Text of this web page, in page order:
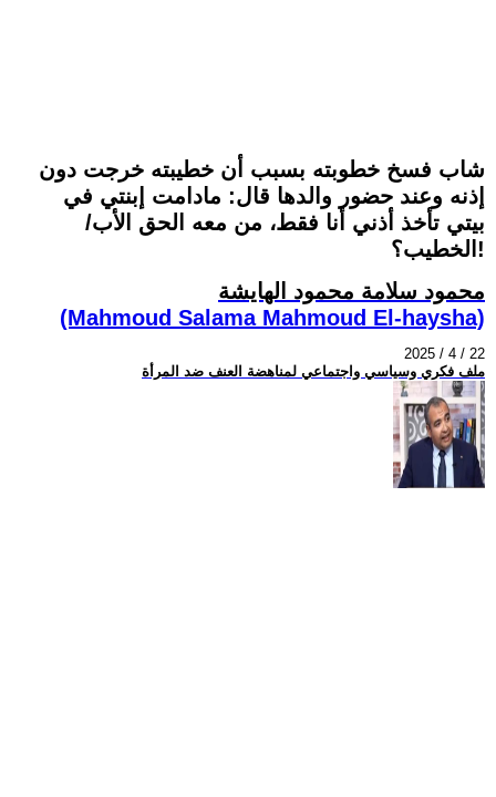
شاب فسخ خطوبته بسبب أن خطيبته خرجت دون
إذنه وعند حضور والدها قال: مادامت إبنتي في
بيتي تأخذ أذني أنا فقط، من معه الحق الأب/
الخطيب؟!
محمود سلامة محمود الهايشة
(Mahmoud Salama Mahmoud El-haysha)
2025 / 4 / 22
ملف فكري وسياسي واجتماعي لمناهضة العنف ضد المرأة